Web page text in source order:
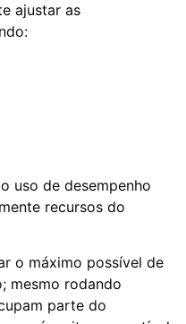
ajustar as
uso de desempenho
recursos do
o máximo possível de
mesmo rodando
parte do